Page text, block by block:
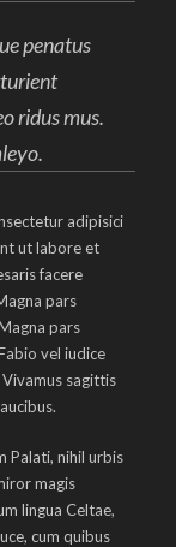
penatus
ridus mus.
adipisici
ut labore et
facere
pars
pars
vel iudice
sagittis
Palati, nihil urbis
magis
lingua Celtae,
cum quibus